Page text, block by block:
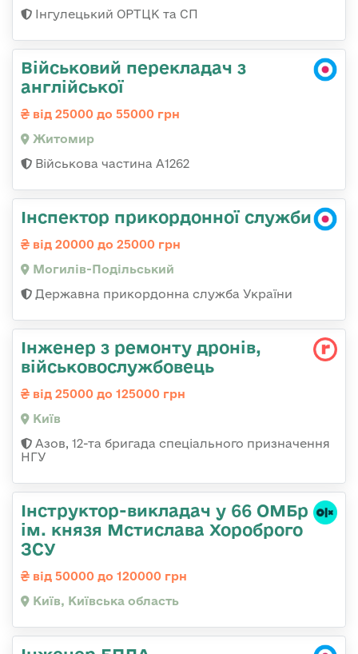
Інгулецький ОРТЦК та СП
Військовий перекладач з
англійської
від 25000 до 55000 грн
Житомир
Військова частина А1262
Інспектор прикордонної служби
від 20000 до 25000 грн
Могилів-Подільський
Державна прикордонна служба України
Інженер з ремонту дронів,
військовослужбовець
від 25000 до 125000 грн
Київ
Азов, 12-та бригада спеціального призначення
НГУ
Інструктор-викладач у 66 ОМБр
ім. князя Мстислава Хороброго
ЗСУ
від 50000 до 120000 грн
Київ, Київська область